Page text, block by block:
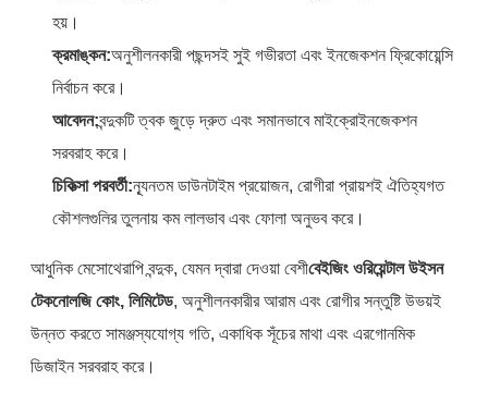
হয়।
ক্রমাঙ্কন:অনুশীলনকারী পছন্দসই সুই গভীরতা এবং ইনজেকশন ফ্রিকোয়েন্সি
নির্বাচন করে।
আবেদন:বন্দুকটি ত্বক জুড়ে দ্রুত এবং সমানভাবে মাইক্রোইনজেকশন
সরবরাহ করে।
চিকিত্সা পরবর্তী:ন্যূনতম ডাউনটাইম প্রয়োজন, রোগীরা প্রায়শই ঐতিহ্যগত
কৌশলগুলির তুলনায় কম লালভাব এবং ফোলা অনুভব করে।
আধুনিক মেসোথেরাপি বন্দুক, যেমন দ্বারা দেওয়া বেশীবেইজিং ওরিয়েন্টাল উইসন
টেকনোলজি কোং, লিমিটেড, অনুশীলনকারীর আরাম এবং রোগীর সন্তুষ্টি উভয়ই
উন্নত করতে সামঞ্জস্যযোগ্য গতি, একাধিক সূঁচের মাথা এবং এরগোনমিক
ডিজাইন সরবরাহ করে।